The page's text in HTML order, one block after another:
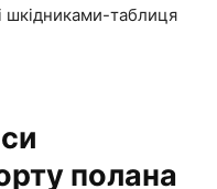
шкідниками-таблиця
полана